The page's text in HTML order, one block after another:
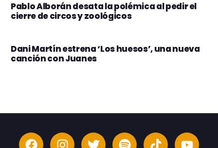
Pablo Alborán desata la polémica al pedir el
cierre de circos y zoológicos
Dani Martín estrena ‘Los huesos’, una nueva
canción con Juanes